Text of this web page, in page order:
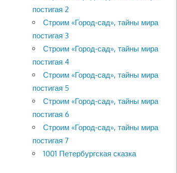
постигая 2
Строим «Город-сад», тайны мира
постигая 3
Строим «Город-сад», тайны мира
постигая 4
Строим «Город-сад», тайны мира
постигая 5
Строим «Город-сад», тайны мира
постигая 6
Строим «Город-сад», тайны мира
постигая 7
1001 Петербургская сказка